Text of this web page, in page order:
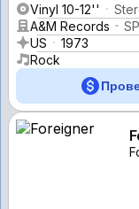
Vinyl 10-12''
A&M Records
US
1973
Rock